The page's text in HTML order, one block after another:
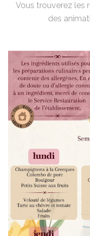
Vous trouverez les
des